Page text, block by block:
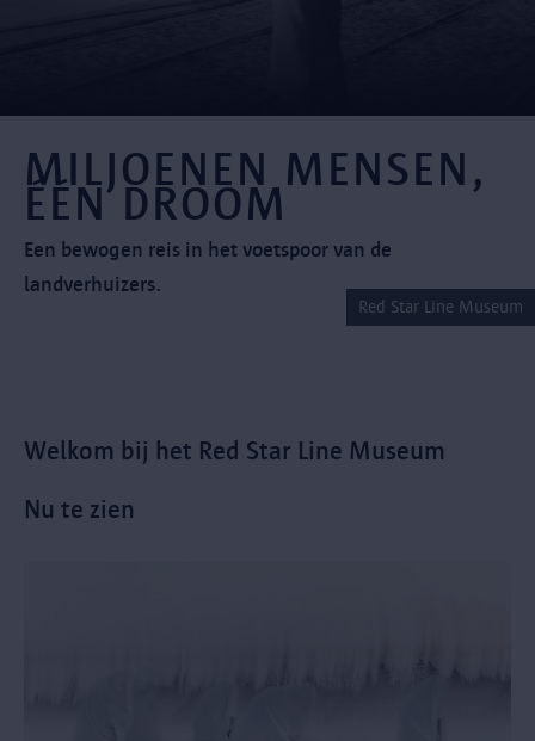
Red Star Line Museum
MILJOENEN MENSEN,
ÉÉN DROOM
Een bewogen reis in het voetspoor van de
landverhuizers.
Welkom bij het Red Star Line Museum
Nu te zien